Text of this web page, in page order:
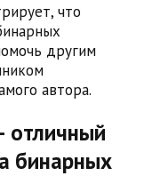
что
другим
автора.
отличный
бинарных